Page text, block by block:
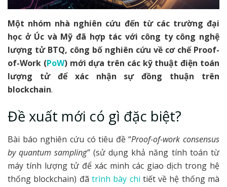
Một nhóm nhà nghiên cứu đến từ các trường đại
học ở Úc và Mỹ đã hợp tác với công ty công nghệ
lượng tử BTQ, công bố nghiên cứu về cơ chế Proof-
of-Work (PoW) mới dựa trên các kỹ thuật điện toán
lượng tử để xác nhận sự đồng thuận trên
blockchain.
Đề xuất mới có gì đặc biệt?
Bài báo nghiên cứu có tiêu đề “Proof-of-work consensus
by quantum sampling”(sử dụng khả năng tính toán từ
máy tính lượng tử để xác minh các giao dịch trong hệ
thống blockchain) đã trình bày chi tiết về hệ thống mà